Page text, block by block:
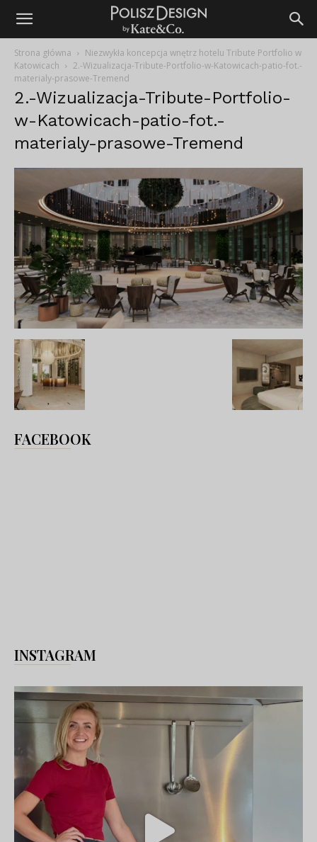
Strona główna
Niezwykła koncepcja wnętrz hotelu Tribute Portfolio w
Katowicach
2.-Wizualizacja-Tribute-Portfolio-w-Katowicach-patio-fot.-
materialy-prasowe-Tremend
2.-Wizualizacja-Tribute-Portfolio-
w-Katowicach-patio-fot.-
materialy-prasowe-Tremend
FACEBOOK
INSTAGRAM